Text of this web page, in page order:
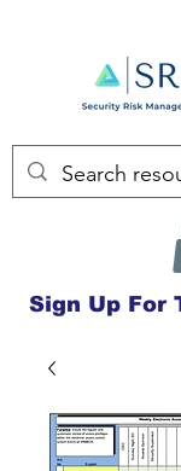
Sign Up For